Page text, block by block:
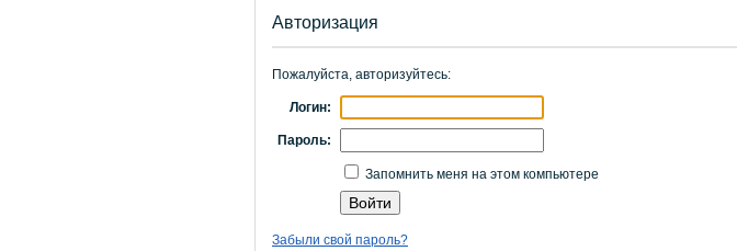
Авторизация
Пожалуйста, авторизуйтесь:
Логин:
Пароль:
Запомнить меня на этом компьютере
Забыли свой пароль?